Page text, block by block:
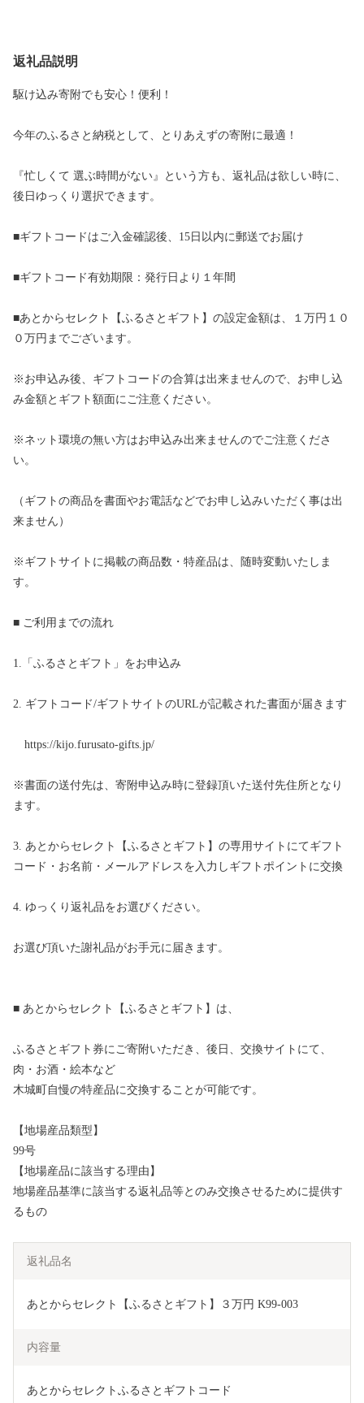
返礼品説明
駆け込み寄附でも安心！便利！
今年のふるさと納税として、とりあえずの寄附に最適！
『忙しくて 選ぶ時間がない』という方も、返礼品は欲しい時に、
後日ゆっくり選択できます。
■ギフトコードはご入金確認後、15日以内に郵送でお届け
■ギフトコード有効期限：発行日より１年間
■あとからセレクト【ふるさとギフト】の設定金額は、１万円１０
０万円までございます。
※お申込み後、ギフトコードの合算は出来ませんので、お申し込
み金額とギフト額面にご注意ください。
※ネット環境の無い方はお申込み出来ませんのでご注意くださ
い。
（ギフトの商品を書面やお電話などでお申し込みいただく事は出
来ません）
※ギフトサイトに掲載の商品数・特産品は、随時変動いたしま
す。
■ ご利用までの流れ
1.「ふるさとギフト」をお申込み
2. ギフトコード/ギフトサイトのURLが記載された書面が届きます
https://kijo.furusato-gifts.jp/
※書面の送付先は、寄附申込み時に登録頂いた送付先住所となり
ます。
3. あとからセレクト【ふるさとギフト】の専用サイトにてギフト
コード・お名前・メールアドレスを入力しギフトポイントに交換
4. ゆっくり返礼品をお選びください。
お選び頂いた謝礼品がお手元に届きます。
■ あとからセレクト【ふるさとギフト】は、
ふるさとギフト券にご寄附いただき、後日、交換サイトにて、
肉・お酒・絵本など
木城町自慢の特産品に交換することが可能です。
【地場産品類型】
99号
【地場産品に該当する理由】
地場産品基準に該当する返礼品等とのみ交換させるために提供す
るもの
返礼品名
あとからセレクト【ふるさとギフト】３万円 K99-003
内容量
あとからセレクトふるさとギフトコード